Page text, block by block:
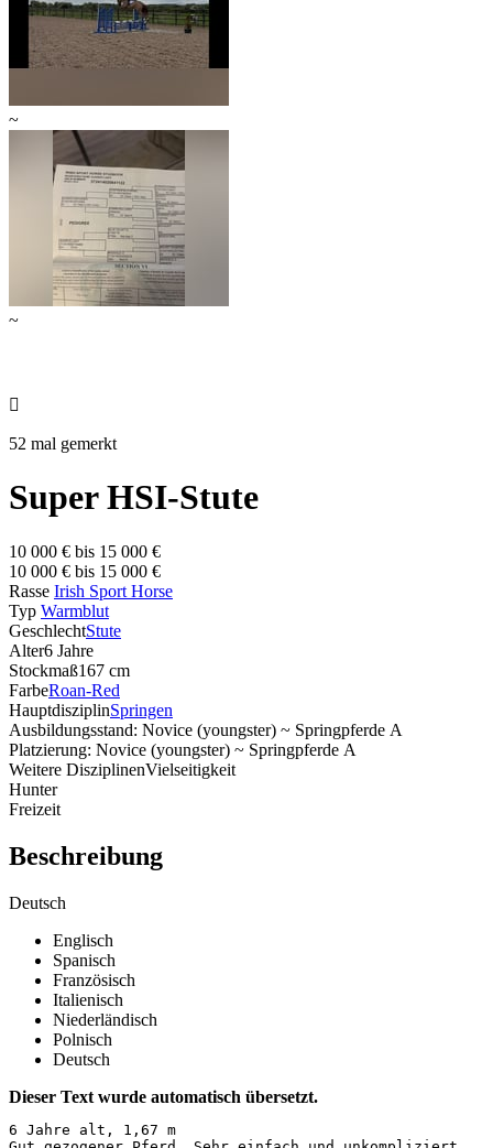
~
~

52 mal gemerkt
Super HSI-Stute
10 000 € bis 15 000 €
10 000 € bis 15 000 €
Rasse Irish Sport Horse
Typ Warmblut
GeschlechtStute
Alter6 Jahre
Stockmaß167 cm
FarbeRoan-Red
HauptdisziplinSpringen
Ausbildungsstand: Novice (youngster) ~ Springpferde A
Platzierung: Novice (youngster) ~ Springpferde A
Weitere DisziplinenVielseitigkeit
Hunter
Freizeit
Beschreibung
Deutsch
Englisch
Spanisch
Französisch
Italienisch
Niederländisch
Polnisch
Deutsch
Dieser Text wurde automatisch übersetzt.
6 Jahre alt, 1,67 m